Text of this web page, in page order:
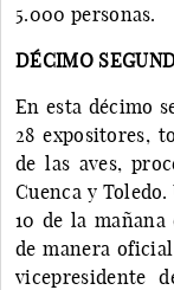
5.000 personas.
DÉCIMO
En esta décimo
28 expositores,
de las aves,
Cuenca y
10 de la mañana
de manera
vicepresidente